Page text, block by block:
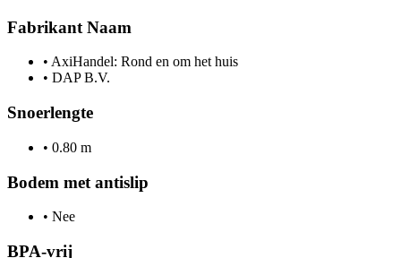
Fabrikant Naam
• AxiHandel: Rond en om het huis
• DAP B.V.
Snoerlengte
• 0.80 m
Bodem met antislip
• Nee
BPA-vrij